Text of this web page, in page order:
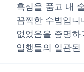
흑심을 품고 내
끔찍한 수법입니
없었음을 증명하
일행들의 일관된